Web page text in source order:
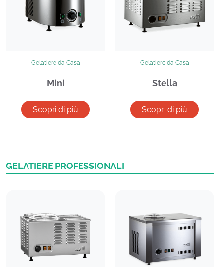
Gelatiere da Casa
Mini
Scopri di più
Gelatiere da Casa
Stella
Scopri di più
GELATIERE PROFESSIONALI